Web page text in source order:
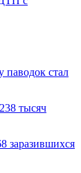
паводок стал
тысяч
заразившихся